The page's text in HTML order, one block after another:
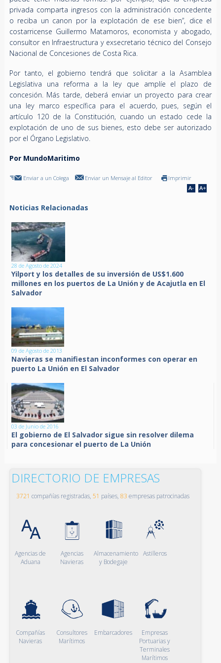
privada comparta ingresos con la administración concedente
o reciba un canon por la explotación de ese bien”, dice el
costarricense Guillermo Matamoros, economista y abogado,
consultor en Infraestructura y exsecretario técnico del Consejo
Nacional de Concesiones de Costa Rica.
Por tanto, el gobierno tendrá que solicitar a la Asamblea
Legislativa una reforma a la ley que amplíe el plazo de
concesión. Más tarde, deberá enviar un proyecto para crear
una ley marco específica para el acuerdo, pues, según el
artículo 120 de la Constitución, cuando un estado cede la
explotación de uno de sus bienes, esto debe ser autorizado
por el Órgano Legislativo.
Por MundoMaritimo
Enviar a un Colega Enviar un Mensaje al Editor Imprimir
Noticias Relacionadas
28 de Agosto de 2024
Yilport y los detalles de su inversión de US$1.600
millones en los puertos de La Unión y de Acajutla en El
Salvador
09 de Agosto de 2013
Navieras se manifiestan inconformes con operar en
puerto La Unión en El Salvador
03 de Junio de 2016
El gobierno de El Salvador sigue sin resolver dilema
para concesionar el puerto de La Unión
DIRECTORIO DE EMPRESAS
3721 compañías registradas, 51 países, 83 empresas patrocinadas
Agencias de
Aduana
Agencias
Navieras
Almacenamiento
y Bodegaje
Astilleros
Compañías
Navieras
Consultores
Marítimos
Embarcadores
Empresas
Portuarias y
Terminales
Marítimos